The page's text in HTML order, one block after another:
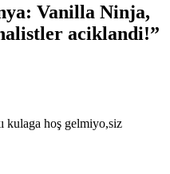
Vanilla Ninja,
aciklandi!”
kulaga hoş gelmiyo,siz